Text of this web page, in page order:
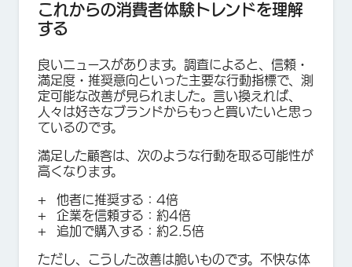
これからの消費者体験トレンドを理解
する
良いニュースがあります。調査によると、信頼・
満足度・推奨意向といった主要な行動指標で、測
定可能な改善が見られました。言い換えれば、
人々は好きなブランドからもっと買いたいと思っ
ているのです。
満足した顧客は、次のような行動を取る可能性が
高くなります。
他者に推奨する：4倍
企業を信頼する：約4倍
追加で購入する：約2.5倍
ただし、こうした改善は脆いものです。不快な体